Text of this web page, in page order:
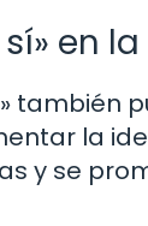
en
también
la
y se